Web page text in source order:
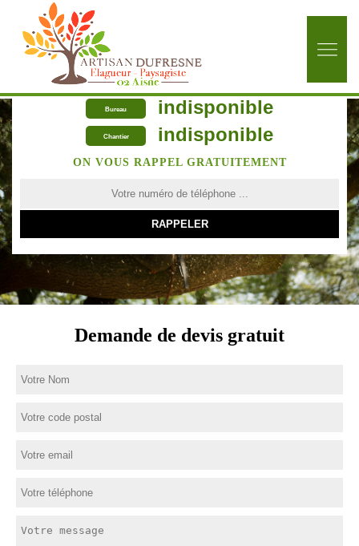
Bureau indisponible
Chantier indisponible
ON VOUS RAPPEL GRATUITEMENT
Demande de devis gratuit